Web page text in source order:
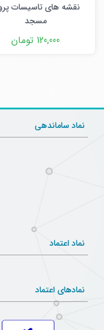
نقشه های تاسیسات
مسجد
120,000 تومان
نماد ساماندهی
نماد اعتماد
نمادهای اعتماد